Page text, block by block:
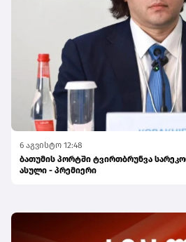
6 აგვისტო 12:48
ბათუმის პორტში ტვირთბრუნვა
ასული - პრემიერი